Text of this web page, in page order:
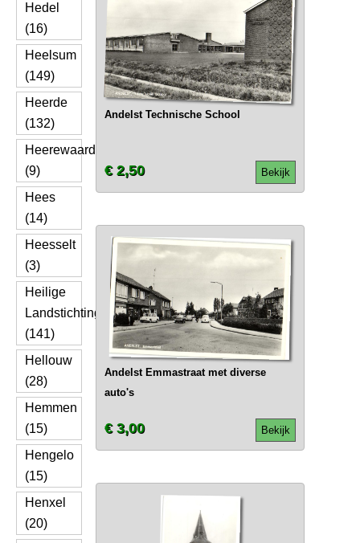
Hedel
(16)
Heelsum
(149)
Heerde
(132)
Heerewaarden
(9)
Hees
(14)
Heesselt
(3)
Heilige
Landstichting
(141)
Hellouw
(28)
Hemmen
(15)
Hengelo
(15)
Henxel
(20)
Andelst Technische School
Bekijk
€ 2,50
Andelst Emmastraat met diverse
auto's
Bekijk
€ 3,00